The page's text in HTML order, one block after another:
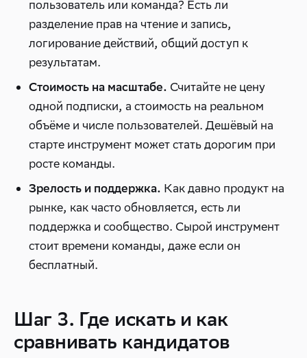
пользователь или команда? Есть ли
разделение прав на чтение и запись,
логирование действий, общий доступ к
результатам.
Стоимость на масштабе. Считайте не цену
одной подписки, а стоимость на реальном
объёме и числе пользователей. Дешёвый на
старте инструмент может стать дорогим при
росте команды.
Зрелость и поддержка. Как давно продукт на
рынке, как часто обновляется, есть ли
поддержка и сообщество. Сырой инструмент
стоит времени команды, даже если он
бесплатный.
Шаг 3. Где искать и как
сравнивать кандидатов